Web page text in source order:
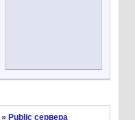
» Public сервера